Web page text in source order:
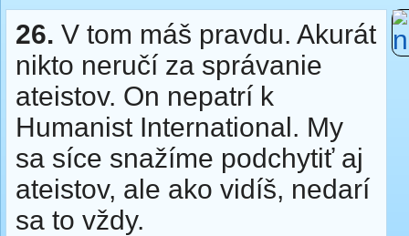
26. V tom máš pravdu. Akurát
nikto neručí za správanie
ateistov. On nepatrí k
Humanist International. My
sa síce snažíme podchytiť aj
ateistov, ale ako vidíš, nedarí
sa to vždy.